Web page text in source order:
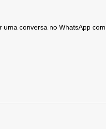
conversa no WhatsApp